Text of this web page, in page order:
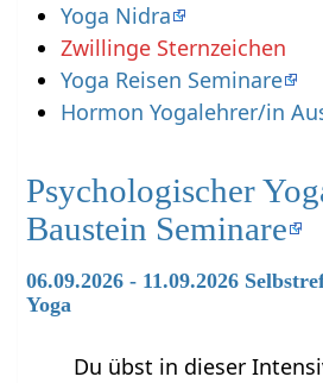
Yoga Nidra
Zwillinge Sternzeichen
Yoga Reisen Seminare
Hormon Yogalehrer/in
Psychologischer
Baustein Seminare
06.09.2026 - 11.09.2026
Yoga
Du übst in dieser